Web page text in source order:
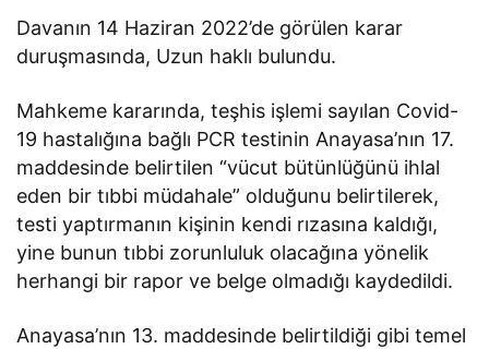
Davanın 14 Haziran 2022’de görülen karar
duruşmasında, Uzun haklı bulundu.
Mahkeme kararında, teşhis işlemi sayılan Covid-
19 hastalığına bağlı PCR testinin Anayasa’nın 17.
maddesinde belirtilen “vücut bütünlüğünü ihlal
eden bir tıbbi müdahale” olduğunu belirtilerek,
testi yaptırmanın kişinin kendi rızasına kaldığı,
yine bunun tıbbi zorunluluk olacağına yönelik
herhangi bir rapor ve belge olmadığı kaydedildi.
Anayasa’nın 13. maddesinde belirtildiği gibi temel